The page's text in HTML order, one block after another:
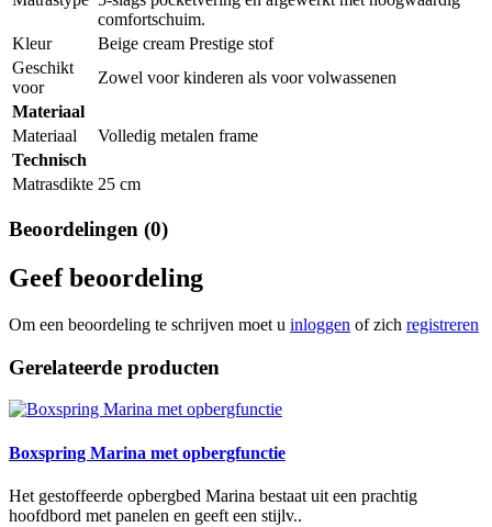
comfortschuim.
Kleur
Beige cream Prestige stof
Geschikt
voor
Zowel voor kinderen als voor volwassenen
Materiaal
Materiaal
Volledig metalen frame
Technisch
Matrasdikte 25 cm
Beoordelingen (0)
Geef beoordeling
Om een beoordeling te schrijven moet u inloggen of zich registreren
Gerelateerde producten
Boxspring Marina met opbergfunctie
Het gestoffeerde opbergbed Marina bestaat uit een prachtig
hoofdbord met panelen en geeft een stijlv..